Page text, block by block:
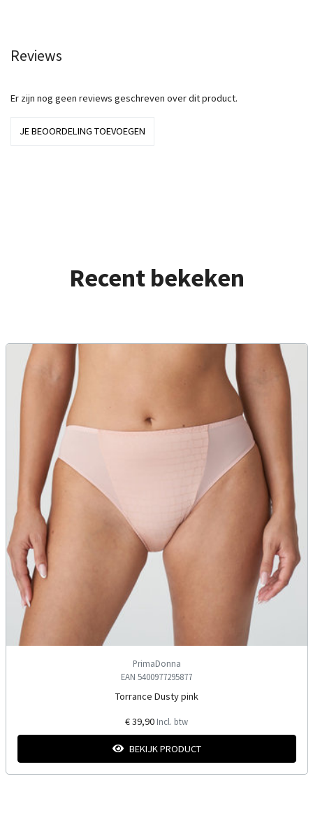
Reviews
Er zijn nog geen reviews geschreven over dit product.
JE BEOORDELING TOEVOEGEN
Recent bekeken
PrimaDonna
EAN 5400977295877
Torrance Dusty pink
€ 39,90 Incl. btw
BEKIJK PRODUCT